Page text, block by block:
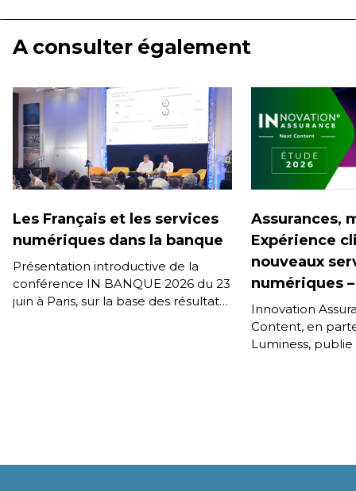
A consulter également
Les Français et les services
numériques dans la banque
Présentation introductive de la
conférence IN BANQUE 2026 du 23
juin à Paris, sur la base des résultats
Assurances,
Expérience
nouveaux
numériques
Innovation
Content, en
Luminess,